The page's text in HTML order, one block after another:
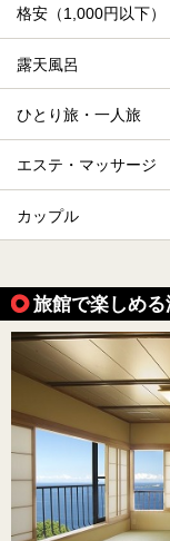
格安（1,000円以下）
露天風呂
ひとり旅・一人旅
エステ・マッサージ
カップル
旅館で楽しめ